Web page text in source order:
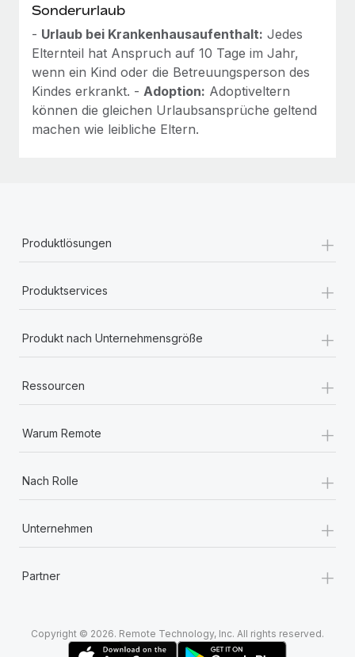
Sonderurlaub
- Urlaub bei Krankenhausaufenthalt: Jedes
Elternteil hat Anspruch auf 10 Tage im Jahr,
wenn ein Kind oder die Betreuungsperson des
Kindes erkrankt. - Adoption: Adoptiveltern
können die gleichen Urlaubsansprüche geltend
machen wie leibliche Eltern.
Produktlösungen +
Produktservices +
Produkt nach Unternehmensgröße +
Ressourcen +
Warum Remote +
Nach Rolle +
Unternehmen +
Partner +
Copyright © 2026. Remote Technology, Inc. All rights reserved.